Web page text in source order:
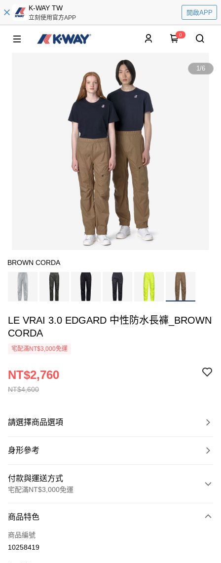
K-WAY TW
立刻使用官方APP
開啟APP
0
1/6
BROWN CORDA
LE VRAI 3.0 EDGARD 中性防水長褲_BROWN
CORDA
宅配滿NT$3,000免運
NT$4,600
NT$2,760
請選擇商品選項
身形參考
付款與運送方式
宅配滿NT$3,000免運
信用卡一次付款
信用卡分期付款
商品特色
商品編號
10258419